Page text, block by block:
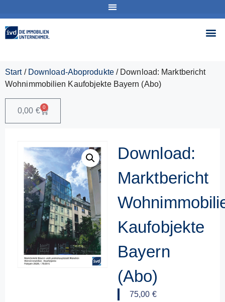
Start/ Download-Aboprodukte/ Download: Marktbericht
Wohnimmobilien Kaufobjekte Bayern (Abo)
0,00 € 0
Download:
Marktbericht
Kaufobjekte
Bayern
(Abo)
75,00 €